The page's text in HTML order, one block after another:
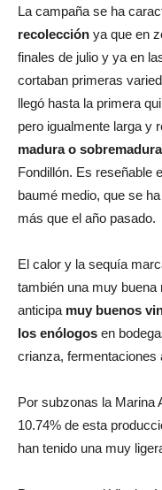
La campaña se ha
recolección ya que en
finales de julio y ya en
cortaban primeras
llegó hasta la primera
pero igualmente larga y
madura o
Fondillón. Es reseñable
baumé medio, que se
más que el año pasado.
El calor y la sequía
también una muy buena
anticipa muy buenos
los enólogos en
crianza, fermentaciones
Por subzonas la Marina
10.74% de esta
han tenido una muy